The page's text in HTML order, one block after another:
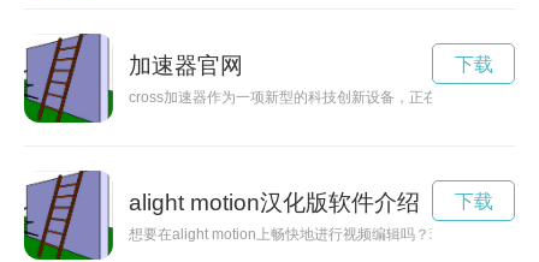
加速器官网
cross加速器作为一项新型的科技创新设备，正在逐渐改变人们
下载
alight motion汉化版软件介绍
想要在alight motion上畅快地进行视频编辑吗？现在可以免费使
下载